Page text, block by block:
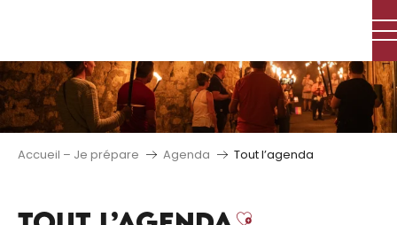
principal
Accueil – Je prépare Agenda Tout l’agenda
Ajouter aux